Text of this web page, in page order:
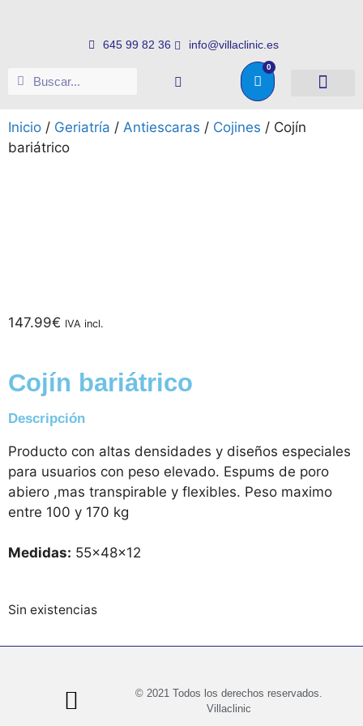
645 99 82 36 info@villaclinic.es
0
Inicio / Geriatría / Antiescaras / Cojines / Cojín
bariátrico
147.99€ IVA incl.
Cojín bariátrico
Descripción
Producto con altas densidades y diseños especiales
para usuarios con peso elevado. Espums de poro
abiero ,mas transpirable y flexibles. Peso maximo
entre 100 y 170 kg
Medidas: 55x48x12
Sin existencias
© 2021 Todos los derechos reservados.
Villaclinic